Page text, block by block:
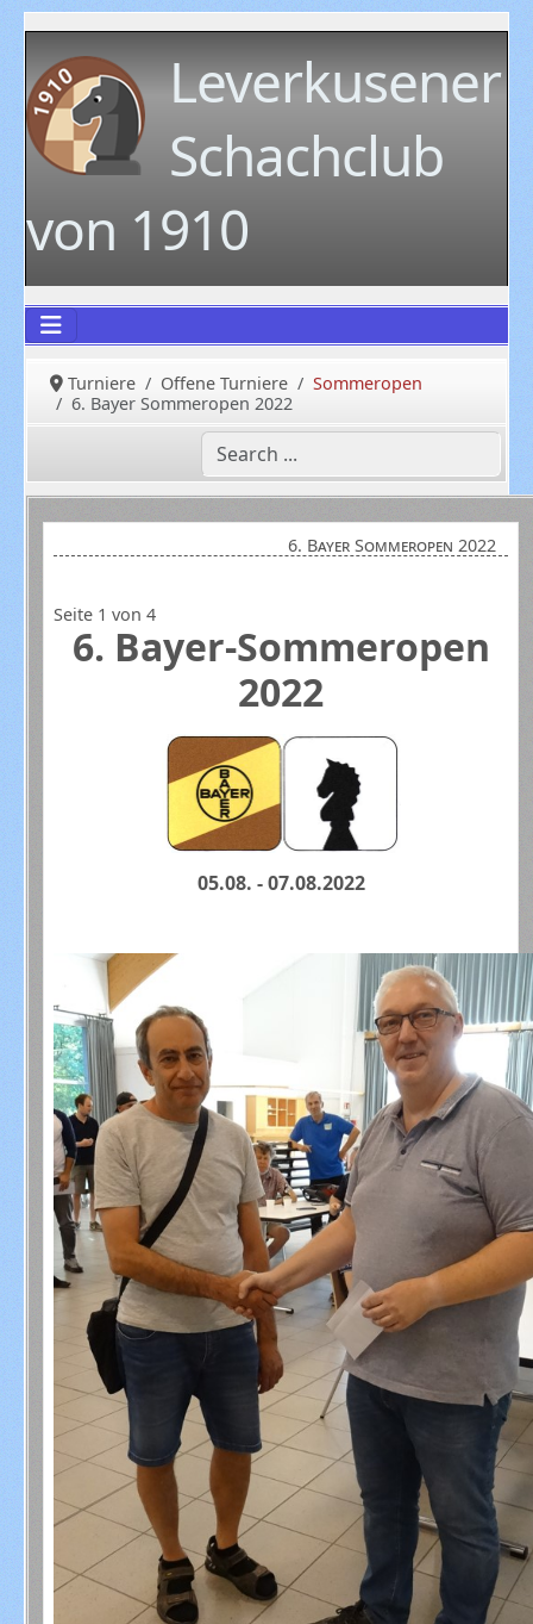
Leverkusener
Schachclub
von 1910
Turniere Offene Turniere
Sommeropen
6. Bayer Sommeropen 2022
6. Bayer Sommeropen 2022
Seite 1 von 4
6. Bayer-Sommeropen
2022
05.08. - 07.08.2022